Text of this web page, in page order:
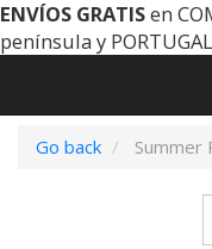
ENVÍOS GRATISen
península y
Go back
Summer